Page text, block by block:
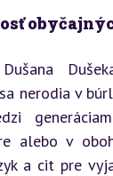
nerodia v
alebo v
a cit pre